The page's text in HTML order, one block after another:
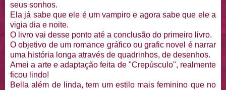
seus sonhos.
Ela já sabe que ele é um vampiro e agora sabe que ele a
vigia dia e noite.
O livro vai desse ponto até a conclusão do primeiro livro.
O objetivo de um romance gráfico ou grafic novel é narrar
uma história longa através de quadrinhos, de desenhos.
Amei a arte e adaptação feita de "Crepúsculo", realmente
ficou lindo!
Bella além de linda, tem um estilo mais feminino que no